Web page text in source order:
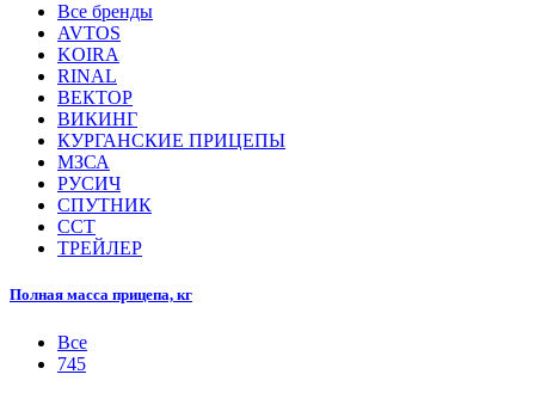
Все бренды
AVTOS
KOIRA
RINAL
ВЕКТОР
ВИКИНГ
КУРГАНСКИЕ ПРИЦЕПЫ
МЗСА
РУСИЧ
СПУТНИК
ССТ
ТРЕЙЛЕР
Полная масса прицепа, кг
Все
745